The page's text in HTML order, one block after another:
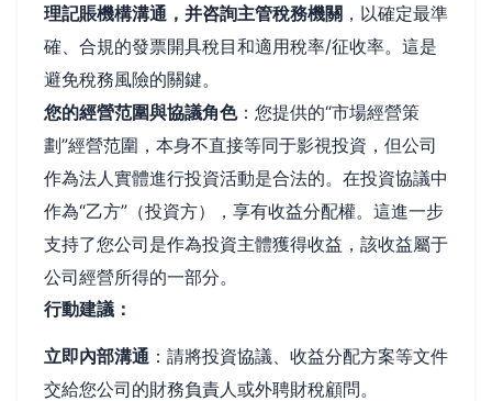
理記賬機構溝通，并咨詢主管稅務機關 ，以確定最準
確、合規的發票開具稅目和適用稅率/征收率。這是
避免稅務風險的關鍵。
您的經營范圍與協議角色：您提供的“市場經營策
劃”經營范圍，本身不直接等同于影視投資，但公司
作為法人實體進行投資活動是合法的。在投資協議中
作為“乙方”（投資方），享有收益分配權。這進一步
支持了您公司是作為投資主體獲得收益，該收益屬于
公司經營所得的一部分。
行動建議：
立即內部溝通 ：請將投資協議、收益分配方案等文件
交給您公司的財務負責人或外聘財稅顧問。